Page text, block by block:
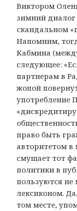
Виктором
зимний
скандальном
Напомним,
Кабмина
следующее:
партнерам в
жопой
употребление
право быть
авторитетом в
смущает тот
политики в
пользуются не
лексиконом.
том месте,